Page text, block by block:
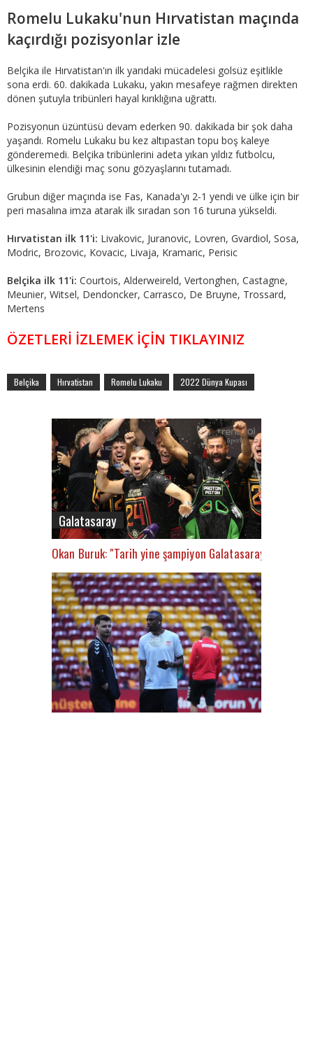
Romelu Lukaku'nun Hırvatistan maçında
kaçırdığı pozisyonlar izle
Belçika ile Hırvatistan'ın ilk yarıdaki mücadelesi golsüz eşitlikle
sona erdi. 60. dakikada Lukaku, yakın mesafeye rağmen direkten
dönen şutuyla tribünleri hayal kırıklığına uğrattı.
Pozisyonun üzüntüsü devam ederken 90. dakikada bir şok daha
yaşandı. Romelu Lukaku bu kez altıpastan topu boş kaleye
gönderemedi. Belçika tribünlerini adeta yıkan yıldız futbolcu,
ülkesinin elendiği maç sonu gözyaşlarını tutamadı.
Grubun diğer maçında ise Fas, Kanada'yı 2-1 yendi ve ülke için bir
peri masalına imza atarak ilk sıradan son 16 turuna yükseldi.
Hırvatistan ilk 11'i: Livakovic, Juranovic, Lovren, Gvardiol, Sosa,
Modric, Brozovic, Kovacic, Livaja, Kramaric, Perisic
Belçika ilk 11'i: Courtois, Alderweireld, Vertonghen, Castagne,
Meunier, Witsel, Dendoncker, Carrasco, De Bruyne, Trossard,
Mertens
ÖZETLERİ İZLEMEK İÇİN TIKLAYINIZ
Belçika Hırvatistan Romelu Lukaku 2022 Dünya Kupası
Galatasaray
Okan Buruk: "Tarih yine şampiyon Galatasaray’ı